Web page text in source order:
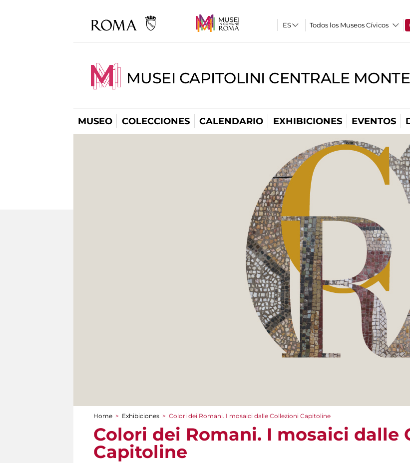
Todos los Museos Cívicos
MUSEI CAPITOLINI CENTRALE
MUSEO COLECCIONES CALENDARIO EXHIBICIONES EVENTOS
You are here
Home > Exhibiciones > Colori dei Romani. I mosaici dalle Collezioni Capitoline
Colori dei Romani. I mosaici dalle
Capitoline